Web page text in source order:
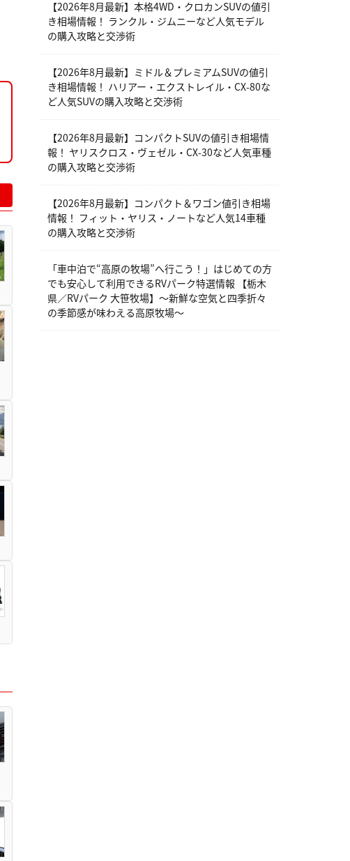
【2026年8月最新】本格4WD・クロカンSUVの値引
き相場情報！ ランクル・ジムニーなど人気モデル
の購入攻略と交渉術
【2026年8月最新】ミドル＆プレミアムSUVの値引
き相場情報！ ハリアー・エクストレイル・CX-80な
ど人気SUVの購入攻略と交渉術
【2026年8月最新】コンパクトSUVの値引き相場情
報！ ヤリスクロス・ヴェゼル・CX-30など人気車種
の購入攻略と交渉術
【2026年8月最新】コンパクト＆ワゴン値引き相場
情報！ フィット・ヤリス・ノートなど人気14車種
の購入攻略と交渉術
「車中泊で“高原の牧場”へ行こう！」はじめての方
でも安心して利用できるRVパーク特選情報 【栃木
県／RVパーク 大笹牧場】～新鮮な空気と四季折々
の季節感が味わえる高原牧場～